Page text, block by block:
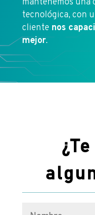
tecnológica, con
cliente nos
mejor.